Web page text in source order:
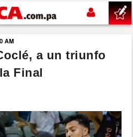
AM
a un triunfo
Final